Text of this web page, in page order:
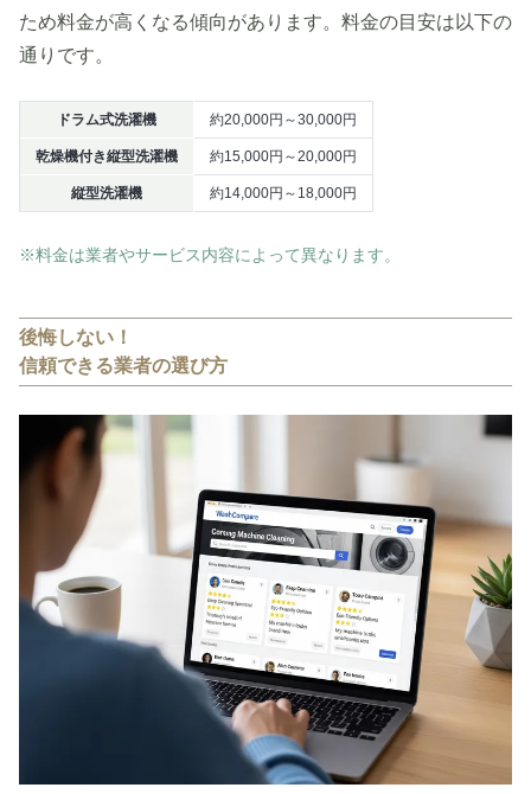
ため料金が高くなる傾向があります。料金の目安は以下の
通りです。
ドラム式洗濯機 約20,000円～30,000円
乾燥機付き縦型洗濯機 約15,000円～20,000円
縦型洗濯機 約14,000円～18,000円
※料金は業者やサービス内容によって異なります。
後悔しない！
信頼できる業者の選び方